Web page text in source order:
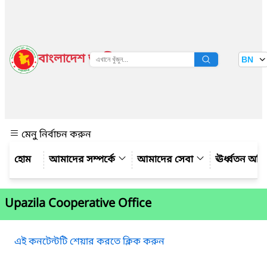
বাংলাদেশ জাতীয় তথ্য বাতায়ন BN
মেনু নির্বাচন করুন
আমাদের সম্পর্কে
আমাদের সেবা ঊর্ধ্বতন
Upazila Cooperative Office
এই কনটেন্টটি শেয়ার করতে ক্লিক করুন